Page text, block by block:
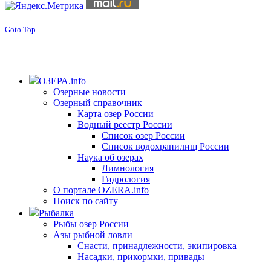
Goto Top
ОЗЕРА.info
Озерные новости
Озерный справочник
Карта озер России
Водный реестр России
Список озер России
Список водохранилищ России
Наука об озерах
Лимнология
Гидрология
О портале OZERA.info
Поиск по сайту
Рыбалка
Рыбы озер России
Азы рыбной ловли
Снасти, принадлежности, экипировка
Насадки, прикормки, привады